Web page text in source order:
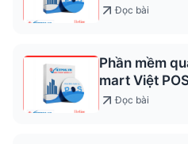
Đọc bài
Phần mềm
mart Việt
2026
Đọc bài